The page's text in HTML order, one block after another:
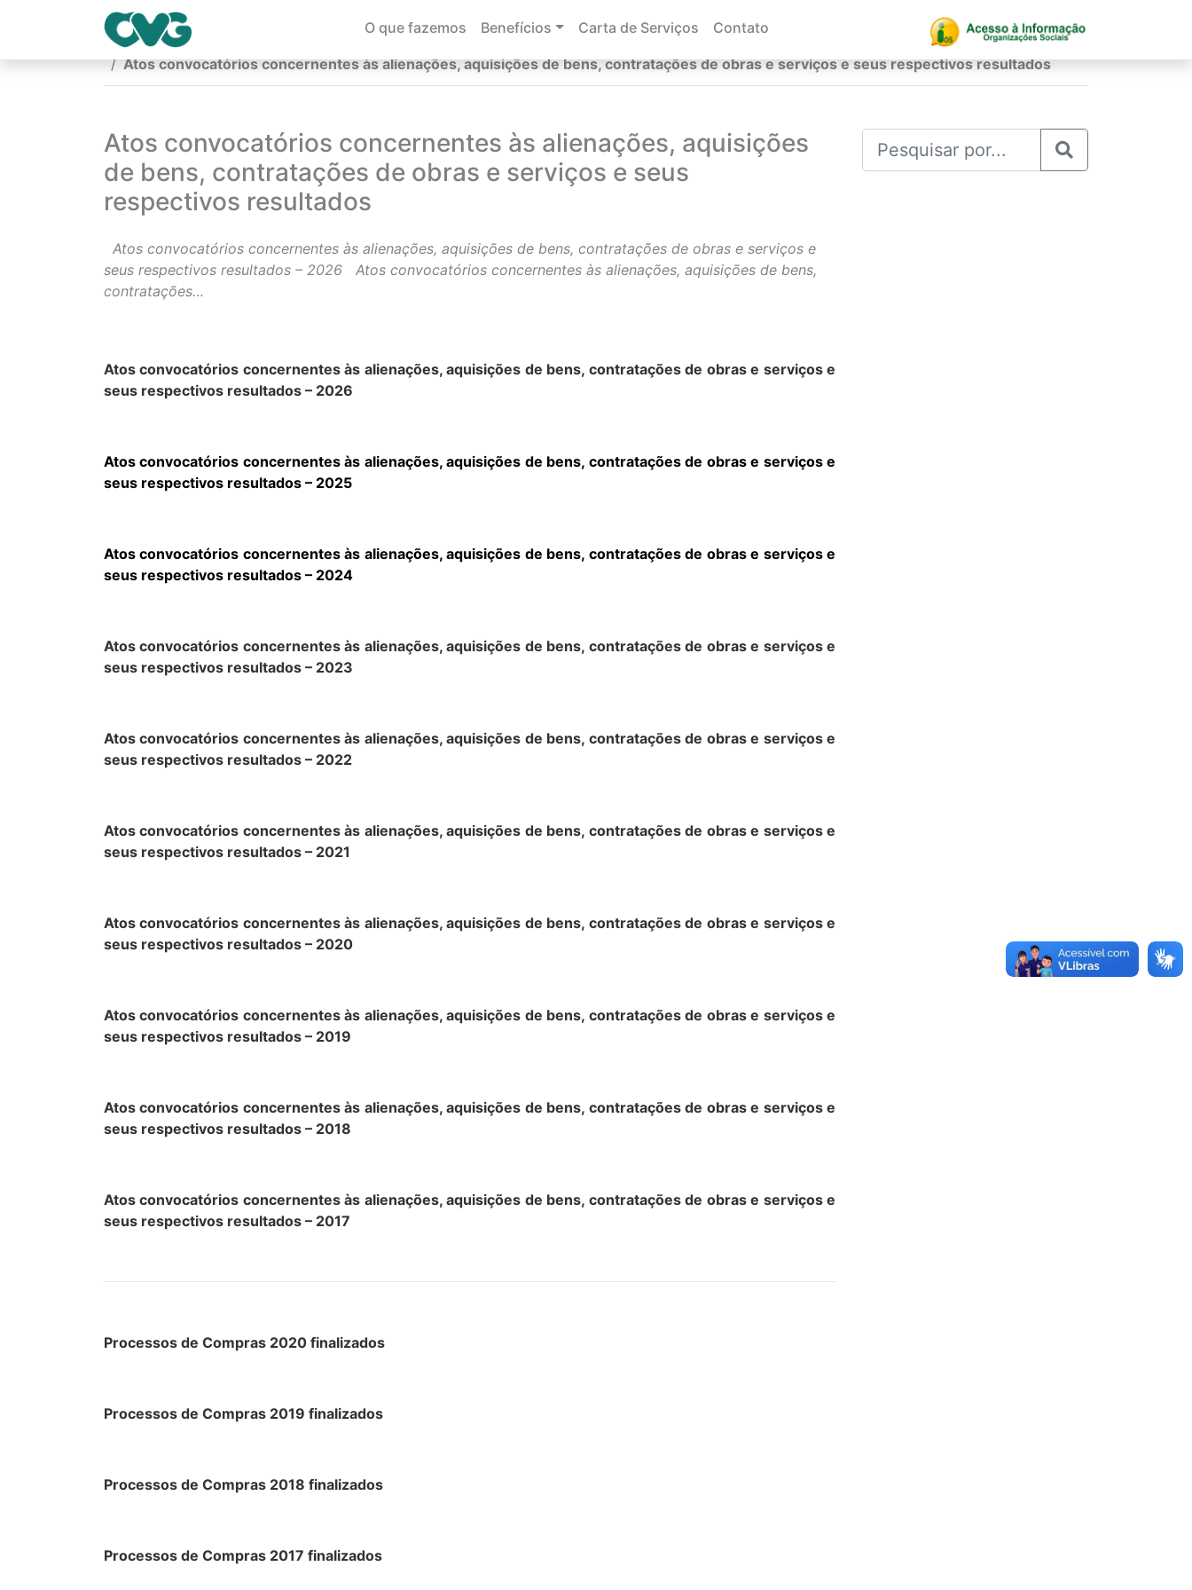
O que fazemos Benefícios Carta de Serviços
Contato
Página Inicial
Atos convocatórios concernentes às alienações, aquisições de bens, contratações de obras e serviços e seus respectivos resultados
Atos convocatórios concernentes às alienações, aquisições
de bens, contratações de obras e serviços e seus
respectivos resultados
Atos convocatórios concernentes às alienações, aquisições de bens, contratações de obras e serviços e
seus respectivos resultados – 2026 Atos convocatórios concernentes às alienações, aquisições de bens,
contratações…
Atos convocatórios concernentes às alienações, aquisições de bens, contratações de obras e serviços e
seus respectivos resultados – 2026
Atos convocatórios concernentes às alienações, aquisições de bens, contratações de obras e serviços e
seus respectivos resultados – 2025
Atos convocatórios concernentes às alienações, aquisições de bens, contratações de obras e serviços e
seus respectivos resultados – 2024
Atos convocatórios concernentes às alienações, aquisições de bens, contratações de obras e serviços e
seus respectivos resultados – 2023
Atos convocatórios concernentes às alienações, aquisições de bens, contratações de obras e serviços e
seus respectivos resultados – 2022
Atos convocatórios concernentes às alienações, aquisições de bens, contratações de obras e serviços e
seus respectivos resultados – 2021
Atos convocatórios concernentes às alienações, aquisições de bens, contratações de obras e serviços e
seus respectivos resultados – 2020
Atos convocatórios concernentes às alienações, aquisições de bens, contratações de obras e serviços e
seus respectivos resultados – 2019
Atos convocatórios concernentes às alienações, aquisições de bens, contratações de obras e serviços e
seus respectivos resultados – 2018
Atos convocatórios concernentes às alienações, aquisições de bens, contratações de obras e serviços e
seus respectivos resultados – 2017
Processos de Compras 2020 finalizados
Processos de Compras 2019 finalizados
Processos de Compras 2018 finalizados
Processos de Compras 2017 finalizados